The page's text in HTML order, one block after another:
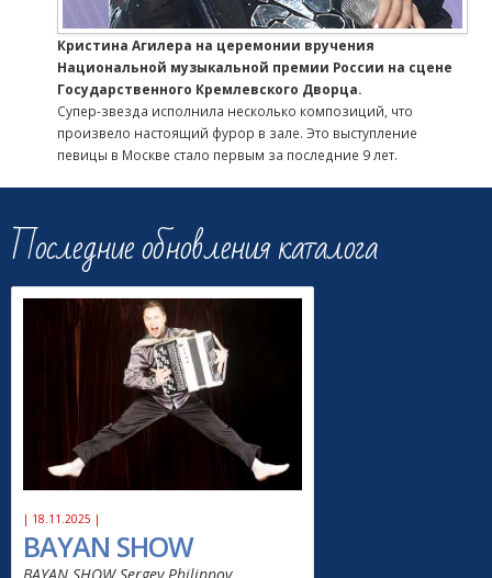
Кристина Агилера на церемонии вручения
Национальной музыкальной премии России на сцене
Государственного Кремлевского Дворца.
Супер-звезда исполнила несколько композиций, что
произвело настоящий фурор в зале. Это выступление
певицы в Москве стало первым за последние 9 лет.
Последние обновления каталога
| 18.11.2025 |
BAYAN SHOW